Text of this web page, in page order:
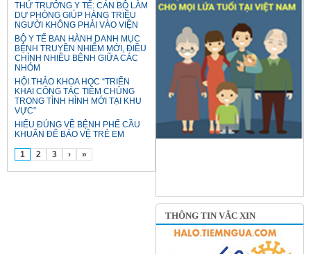
THỨ TRƯỞNG Y TẾ: CÁN BỘ LÀM
DỰ PHÒNG GIÚP HÀNG TRIỆU
NGƯỜI KHÔNG PHẢI VÀO VIỆN
BỘ Y TẾ BAN HÀNH DANH MỤC
BỆNH TRUYỀN NHIỄM MỚI, ĐIỀU
CHỈNH NHIỀU BỆNH GIỮA CÁC
NHÓM
HỘI THẢO KHOA HỌC “TRIỂN
KHAI CÔNG TÁC TIÊM CHỦNG
TRONG TÌNH HÌNH MỚI TẠI KHU
VỰC”
HIỂU ĐÚNG VỀ BỆNH PHẾ CẦU
KHUẨN ĐỂ BẢO VỆ TRẺ EM
1 2 3 › »
THÔNG TIN VẮC XIN